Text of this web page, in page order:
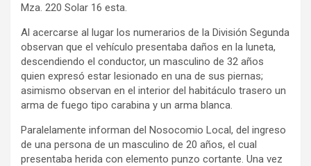
Mza. 220 Solar 16 esta.
Al acercarse al lugar los numerarios de la División Segunda
observan que el vehículo presentaba daños en la luneta,
descendiendo el conductor, un masculino de 32 años
quien expresó estar lesionado en una de sus piernas;
asimismo observan en el interior del habitáculo trasero un
arma de fuego tipo carabina y un arma blanca.
Paralelamente informan del Nosocomio Local, del ingreso
de una persona de un masculino de 20 años, el cual
presentaba herida con elemento punzo cortante. Una vez